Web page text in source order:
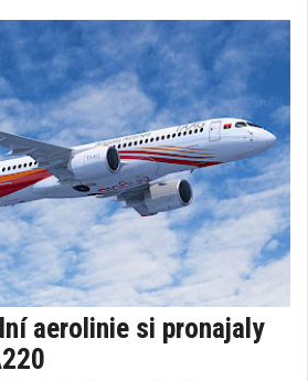
aerolinie si pronajaly